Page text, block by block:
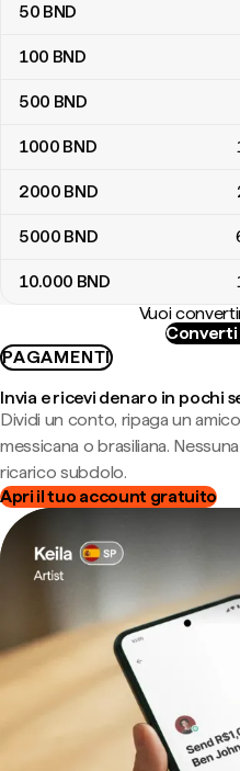
50 BND
100 BND
500 BND
1000 BND
2000 BND
5000 BND
10.000 BND
Vuoi
Converti
PAGAMENTI
Invia e ricevi denaro in pochi
Dividi un conto, ripaga un
messicana o brasiliana.
ricarico subdolo.
Apri il tuo account gratuito